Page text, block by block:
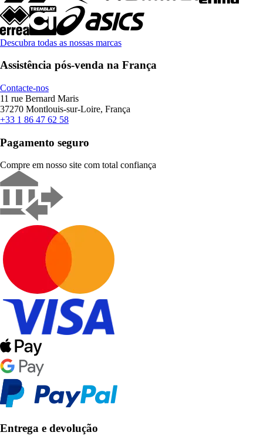
Descubra todas as nossas marcas
Assistência pós-venda na França
Contacte-nos
11 rue Bernard Maris
37270 Montlouis-sur-Loire, França
+33 1 86 47 62 58
Pagamento seguro
Compre em nosso site com total confiança
Entrega e devolução